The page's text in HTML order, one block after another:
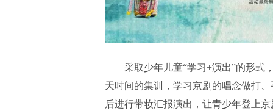
采取少年儿童“学习+演出”的形式
天时间的集训，学习京剧的唱念做打
后进行带妆汇报演出，让青少年登上